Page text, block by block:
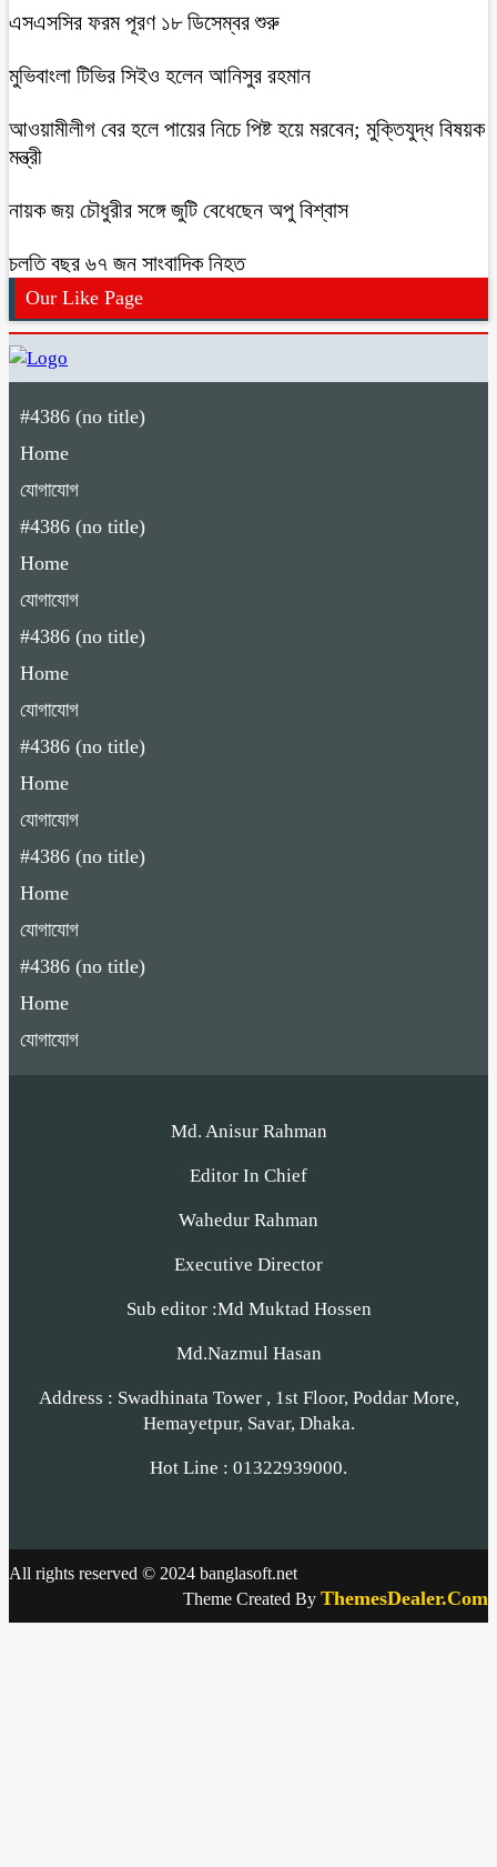
এসএসসির ফরম পূরণ ১৮ ডিসেম্বর শুরু
মুভিবাংলা টিভির সিইও হলেন আনিসুর রহমান
আওয়ামীলীগ বের হলে পায়ের নিচে পিষ্ট হয়ে মরবেন; মুক্তিযুদ্ধ বিষয়ক
মন্ত্রী
নায়ক জয় চৌধুরীর সঙ্গে জুটি বেধেছেন অপু বিশ্বাস
চলতি বছর ৬৭ জন সাংবাদিক নিহত
Our Like Page
#4386 (no title)
Home
যোগাযোগ
#4386 (no title)
Home
যোগাযোগ
#4386 (no title)
Home
যোগাযোগ
#4386 (no title)
Home
যোগাযোগ
#4386 (no title)
Home
যোগাযোগ
#4386 (no title)
Home
যোগাযোগ
Md. Anisur Rahman
Editor In Chief
Wahedur Rahman
Executive Director
Sub editor :Md Muktad Hossen
Md.Nazmul Hasan
Address : Swadhinata Tower , 1st Floor, Poddar More,
Hemayetpur, Savar, Dhaka.
Hot Line : 01322939000.
All rights reserved © 2024 banglasoft.net
Theme Created By ThemesDealer.Com